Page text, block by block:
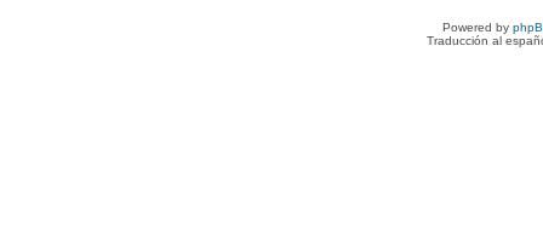
Powered by
Traducción al